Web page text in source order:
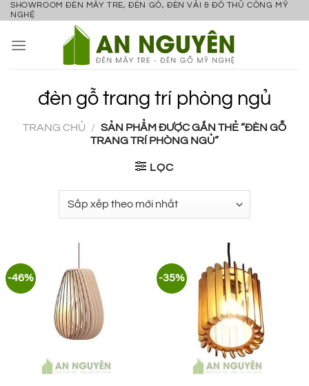
Bỏ
nội
SHOWROOM ĐÈN MÂY TRE, ĐÈN GỖ, ĐÈN VẢI & ĐỒ THỦ CÔNG MỸ
NGHỆ
đèn gỗ trang trí phòng ngủ
TRANG CHỦ / SẢN PHẨM ĐƯỢC GẮN THẺ “ĐÈN GỖ
TRANG TRÍ PHÒNG NGỦ”
LỌC
-46% -35%